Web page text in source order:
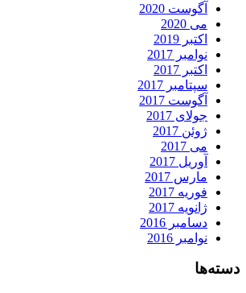
آگوست 2020
می 2020
اکتبر 2019
نوامبر 2017
اکتبر 2017
سپتامبر 2017
آگوست 2017
جولای 2017
ژوئن 2017
می 2017
آوریل 2017
مارس 2017
فوریه 2017
ژانویه 2017
دسامبر 2016
نوامبر 2016
دسته‌ها